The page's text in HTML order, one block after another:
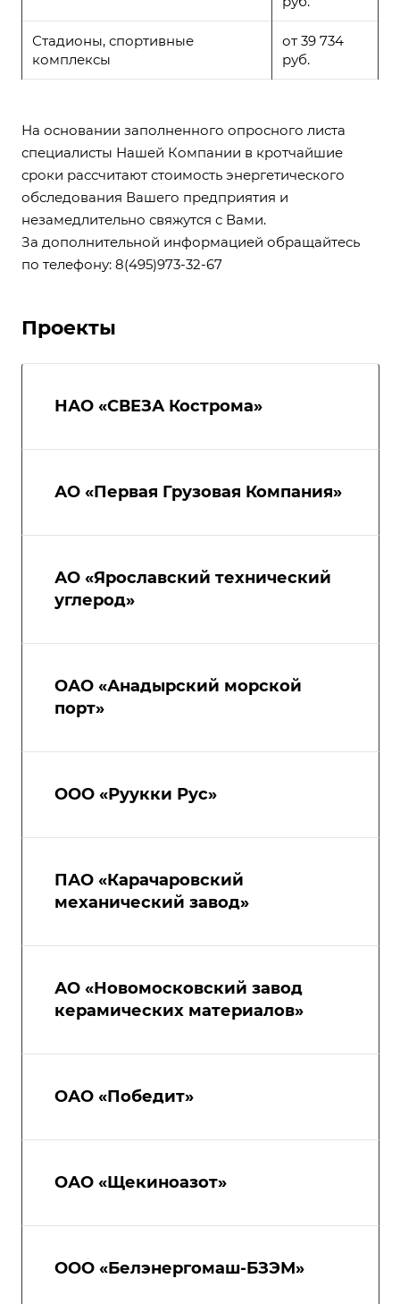
Стадионы, спортивные
комплексы
от 39 734
руб.
На основании заполненного опросного листа
специалисты Нашей Компании в кротчайшие
сроки рассчитают стоимость энергетического
обследования Вашего предприятия и
незамедлительно свяжутся с Вами.
За дополнительной информацией обращайтесь
по телефону: 8(495)973-32-67
Проекты
НАО «СВЕЗА Кострома»
АО «Первая Грузовая Компания»
АО «Ярославский технический
углерод»
ОАО «Анадырский морской
порт»
ООО «Руукки Рус»
ПАО «Карачаровский
механический завод»
АО «Новомосковский завод
керамических материалов»
ОАО «Победит»
ОАО «Щекиноазот»
ООО «Белэнергомаш-БЗЭМ»